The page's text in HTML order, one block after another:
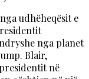
udhëheqësit e
nga planet
Blair,
në